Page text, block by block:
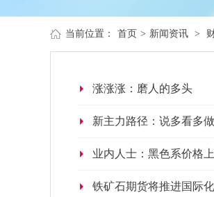
当前位置： 首页 > 新闻资讯 >
涨涨涨：磨人的多头
新主力路径：说多看多
业内人士：黑色系价格
铁矿石期货将推进国际